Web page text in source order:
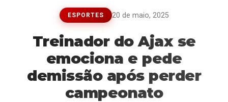
ESPORTES 20 de maio, 2025
Treinador do Ajax se
emociona e pede
demissão após perder
campeonato